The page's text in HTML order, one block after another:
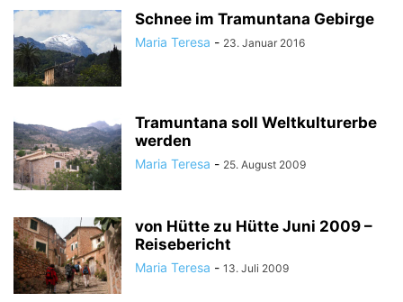
Schnee im Tramuntana Gebirge
Maria Teresa - 23. Januar 2016
Tramuntana soll Weltkulturerbe
werden
Maria Teresa - 25. August 2009
von Hütte zu Hütte Juni 2009 –
Reisebericht
Maria Teresa - 13. Juli 2009